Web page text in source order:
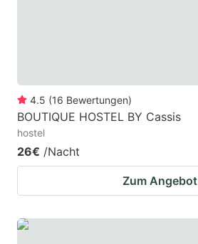
4.5 (16 Bewertungen)
BOUTIQUE HOSTEL BY Cassis
hostel
26€ /Nacht
Zum Angebot